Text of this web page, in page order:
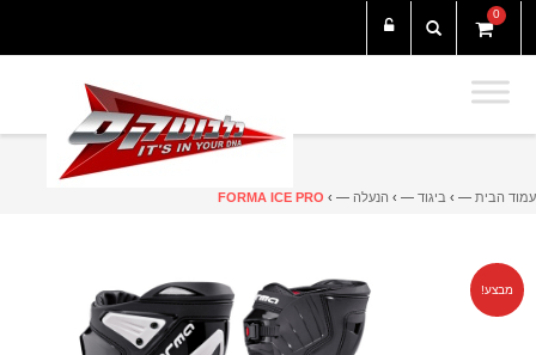
0
עמוד הבית — › ביגוד — › הנעלה — ›
FORMA ICE PRO
מבצע!